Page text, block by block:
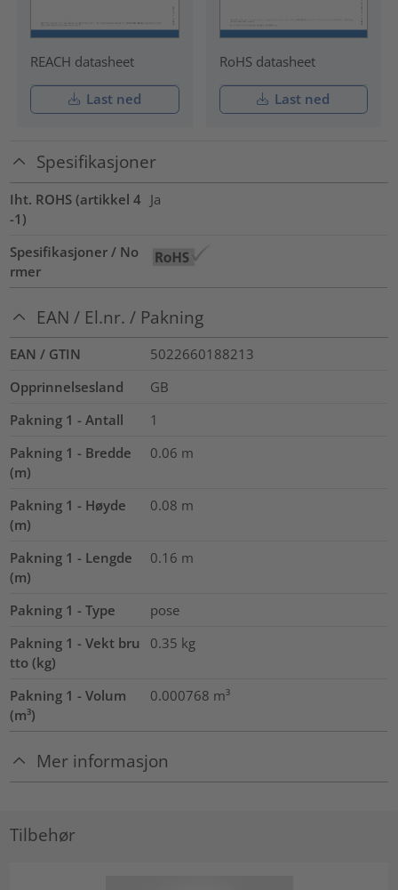
REACH datasheet
Last ned
RoHS datasheet
Last ned
Spesifikasjoner
Iht. ROHS (artikkel 4
-1)
Ja
Spesifikasjoner / No
rmer
EAN / El.nr. / Pakning
EAN / GTIN
5022660188213
Opprinnelsesland
GB
Pakning 1 - Antall
1
Pakning 1 - Bredde
(m)
0.06 m
Pakning 1 - Høyde
(m)
0.08 m
Pakning 1 - Lengde
(m)
0.16 m
Pakning 1 - Type
pose
Pakning 1 - Vekt bru
tto (kg)
0.35 kg
Pakning 1 - Volum
(m³)
0.000768 m³
Mer informasjon
Tilbehør